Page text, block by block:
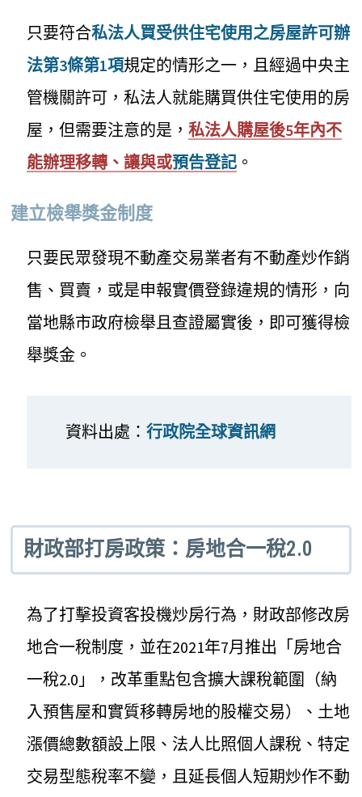
只要符合私法人買受供住宅使用之房屋許可辦
法第3條第1項規定的情形之一，且經過中央主
管機關許可，私法人就能購買供住宅使用的房
屋，但需要注意的是，私法人購屋後5年內不
能辦理移轉、讓與或預告登記 。
建立檢舉獎金制度
只要民眾發現不動產交易業者有不動產炒作銷
售、買賣，或是申報實價登錄違規的情形，向
當地縣市政府檢舉且查證屬實後，即可獲得檢
舉獎金。
資料出處： 行政院全球資訊網
財政部打房政策：房地合一稅2.0
為了打擊投資客投機炒房行為，財政部修改房
地合一稅制度，並在2021年7月推出「房地合
一稅2.0」，改革重點包含擴大課稅範圍（納
入預售屋和實質移轉房地的股權交易）、土地
漲價總數額設上限、法人比照個人課稅、特定
交易型態稅率不變，且延長個人短期炒作不動